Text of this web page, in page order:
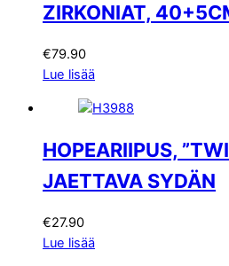
ZIRKONIAT,
€79.90
Lue lisää
HOPEARIIPUS,
JAETTAVA SYDÄN
€27.90
Lue lisää